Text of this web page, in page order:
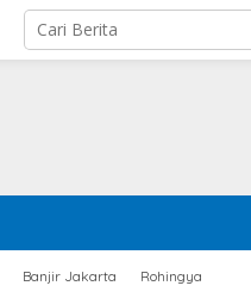
Banjir Jakarta Rohingya